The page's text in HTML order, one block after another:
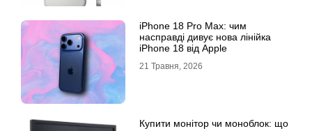
iPhone 18 Pro Max: чим
насправді дивує нова лінійка
iPhone 18 від Apple
21 Травня, 2026
Купити монітор чи моноблок: що